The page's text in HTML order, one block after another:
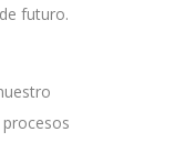
futuro.